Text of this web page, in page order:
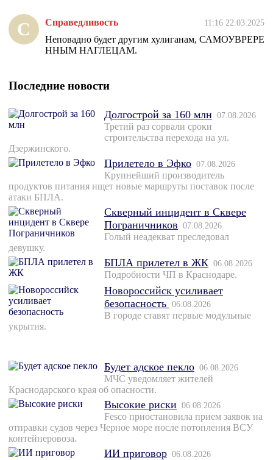
С Справедливость 11:16 22.03.2025
Неповадно будет другим хулиганам, САМОУВРЕРЕ
ННЫМ НАГЛЕЦАМ.
Последние новости
Долгострой за 160 млн 07.08.2026
Третий раз сорвали сроки
строительства перехода на ул.
Дзержинского.
Прилетело в Эфко 07.08.2026
Крупнейший производитель
продуктов питания ищет новые маршруты поставок после
атаки БПЛА.
Скверный инцидент в Сквере
Пограничников 07.08.2026
Голый неадекват преследовал
девушку.
БПЛА прилетел в ЖК 06.08.2026
Подробности ЧП в Краснодаре.
Новороссийск усиливает
безопасность 06.08.2026
В городе ставят первые модульные
укрытия.
Будет адское пекло 06.08.2026
МЧС уведомляет жителей
Краснодарского края об опасности.
Высокие риски 06.08.2026
Fesco приостановила прием заявок на
отправки судов через Черное море после потопления ВСУ
контейнеровоза.
ИИ приговор 06.08.2026